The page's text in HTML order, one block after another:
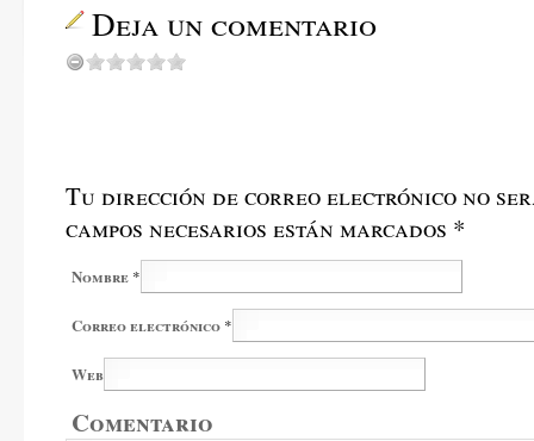
Deja un comentario
Tu dirección de correo electrónico no
campos necesarios están marcados *
Nombre *
Correo electrónico *
Web
Comentario